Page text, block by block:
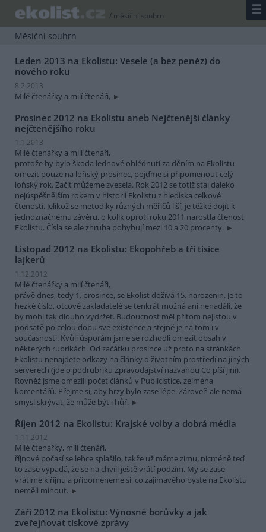
/ měsíční souhrn ☰
Měsíční souhrn
Leden 2013 na Ekolistu: Vesele (a bez peněz) do
nového roku
8.2.2013
Milé čtenářky a milí čtenáři,
Prosinec 2012 na Ekolistu aneb Nejčtenější články
nejčtenějšího roku
1.1.2013
Milé čtenářky a milí čtenáři,
protože by bylo škoda lednové ohlédnutí za děním na Ekolistu
omezit pouze na loňský prosinec, pojďme si připomenout celý
loňský rok. Začít můžeme zvesela. Rok 2012 se totiž stal daleko
nejúspěšnějším rokem v historii Ekolistu z hlediska celkové
čtenosti. Jelikož se metodiky různých měřičů liší, je těžké dojít k
jednoznačnému závěru, o kolik oproti roku 2011 narostla čtenost
Ekolistu. Čísla se ale zhruba pohybují mezi 10 a 20 procenty.
Listopad 2012 na Ekolistu: Ekopohřeb a tři tisíce
lajkerů
1.12.2012
Milé čtenářky a milí čtenáři,
právě dnes, tedy 1. prosince, se Ekolist dožívá 15. narozenin. Je to
hezké číslo, otcové zakladatelé se tenkrát možná ani nenadáli, že
by mohl tak dlouho vydržet. Budoucnost měl přitom nejistou v
podsatě po celou dobu své existence a stejně je na tom i v
současnosti. Kvůli úsporám jsme se rozhodli omezit obsah v
některých rubrikách. Od začátku prosince už proto na stránkách
Ekolistu nenajdete odkazy na články o životním prostředí na jiných
serverech (jde o podrubriku Zpravodajství nazvanou Co píší jiní).
Rovněž jsme omezili počet článků v Publicistice, zejména
komentářů. Přejme si, aby brzy bylo zase lépe. Zároveň ale nemá
smysl skrývat, že může být i hůř.
Říjen 2012 na Ekolistu: Krajské volby a dobrá média
1.11.2012
Milé čtenářky, milí čtenáři,
říjnové počasí se lehce splašilo, takže už máme zimu, nicméně teď
to zase vypadá, že se na chvíli ještě vrátí podzim. My se zase
vrátíme k říjnu a připomeneme si, co zajímavého byste na Ekolistu
neměli minout.
Září 2012 na Ekolistu: Výnosné borůvky a jak
zveřejňovat tiskové zprávy